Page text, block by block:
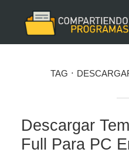
TAG
Descargar
Full Para PC